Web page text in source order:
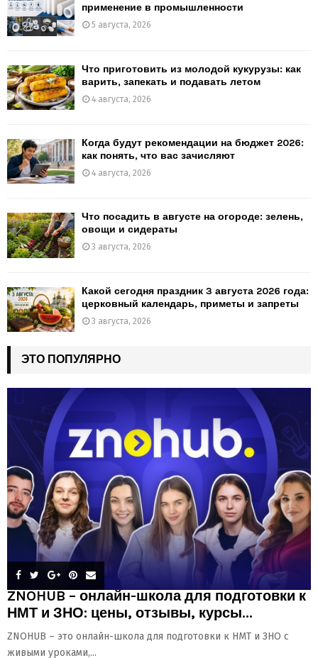
применение в промышленности
5 августа, 2026
Что приготовить из молодой кукурузы: как
варить, запекать и подавать летом
4 августа, 2026
Когда будут рекомендации на бюджет 2026:
как понять, что вас зачисляют
4 августа, 2026
Что посадить в августе на огороде: зелень,
овощи и сидераты
3 августа, 2026
Какой сегодня праздник 3 августа 2026 года:
церковный календарь, приметы и запреты
3 августа, 2026
ЭТО ПОПУЛЯРНО
ZNOHUB – онлайн-школа для подготовки к
НМТ и ЗНО: цены, отзывы, курсы...
ZNOHUB – это онлайн-школа для подготовки к НМТ и ЗНО с
живыми уроками,...